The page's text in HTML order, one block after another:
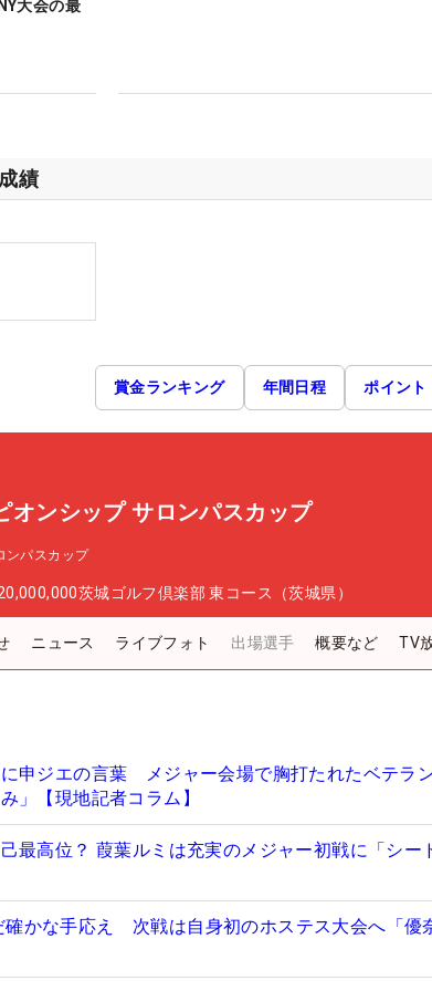
大会の最
績
賞金ランキング 年間日程 ポイント
オンシップ サロンパスカップ
ンパスカップ
茨城ゴルフ倶楽部 東コース（茨城県）
ニュース ライブフォト 出場選手 概要など TV
に申ジエの言葉 メジャー会場で胸打たれたベテラ
」【現地記者コラム】
最高位？ 葭葉ルミは充実のメジャー初戦に「シー
確かな手応え 次戦は自身初のホステス大会へ「優